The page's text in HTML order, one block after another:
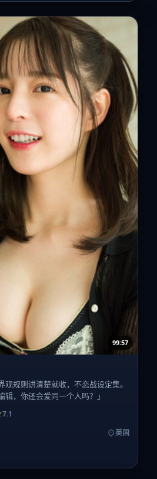
99:57
规则讲清楚就收，不恋战设定集。
，你还会爱同一个人吗？」
7.1
英国